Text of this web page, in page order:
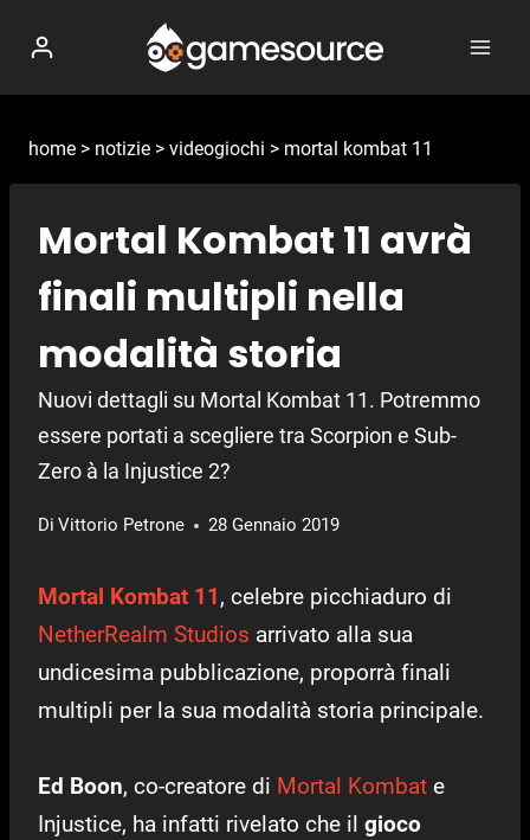
contenuto
home > notizie > videogiochi > mortal kombat 11
Mortal Kombat 11 avrà
finali multipli nella
modalità storia
Nuovi dettagli su Mortal Kombat 11. Potremmo
essere portati a scegliere tra Scorpion e Sub-
Zero à la Injustice 2?
Di Vittorio Petrone 28 Gennaio 2019
Mortal Kombat 11, celebre picchiaduro di
NetherRealm Studios arrivato alla sua
undicesima pubblicazione, proporrà finali
multipli per la sua modalità storia principale.
Ed Boon, co-creatore di Mortal Kombat e
Injustice, ha infatti rivelato che il gioco